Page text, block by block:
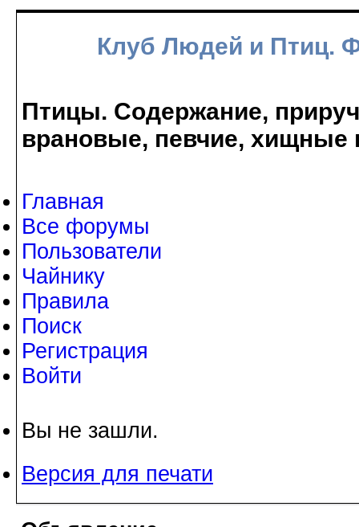
Клуб Людей и Птиц.
Птицы. Содержание,
врановые, певчие, хищные
Главная
Все форумы
Пользователи
Чайнику
Правила
Поиск
Регистрация
Войти
Вы не зашли.
Версия для печати